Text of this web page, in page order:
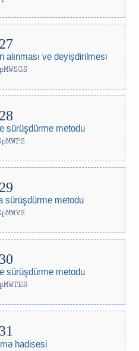
alınması ve deyişdirilmesi
sürüşdürme metodu
sürüşdürme metodu
sürüşdürme metodu
hadisesi